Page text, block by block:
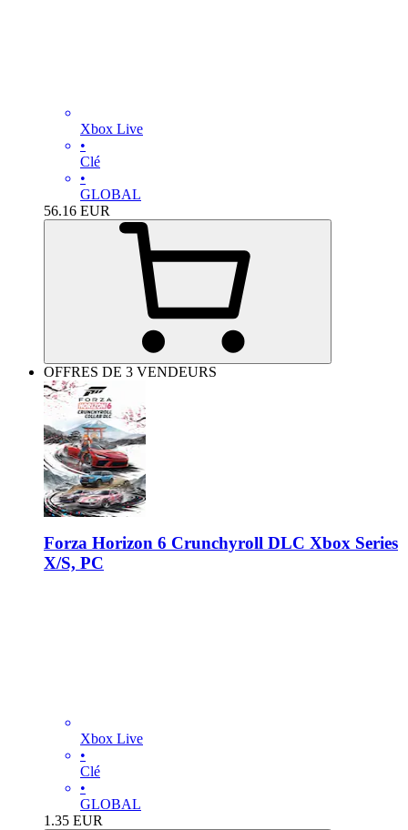
Xbox Live
•
Clé
•
GLOBAL
56.16 EUR
OFFRES DE 3 VENDEURS
Forza Horizon 6 Crunchyroll DLC Xbox Series
X/S, PC
Xbox Live
•
Clé
•
GLOBAL
1.35 EUR